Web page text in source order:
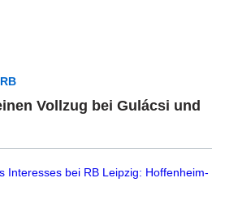
Vollzug bei Gulácsi und